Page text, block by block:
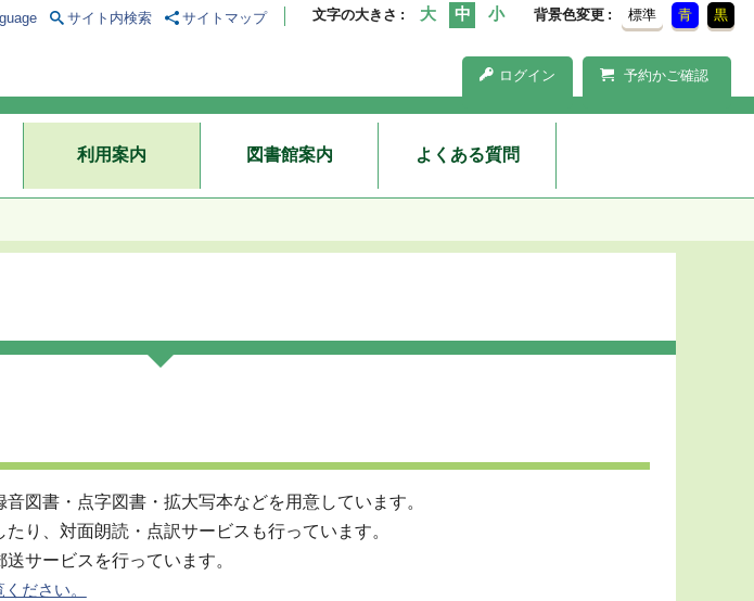
文字の大きさ 背景色変更 標準 青 黒
ログイン 予約かご確認
サイト内検索 サイトマップ
利用案内 図書館案内 よくある質問
図書・点字図書・拡大写本などを用意しています。
り、対面朗読・点訳サービスも行っています。
サービスを行っています。
ださい。